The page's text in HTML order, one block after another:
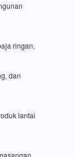
ringan,
dan
lantai